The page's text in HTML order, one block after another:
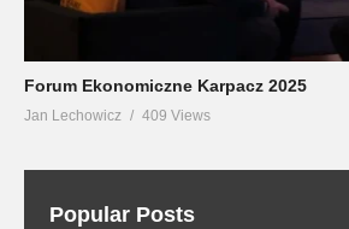
Forum Ekonomiczne Karpacz 2025
Jan Lechowicz 409 Views
Popular Posts